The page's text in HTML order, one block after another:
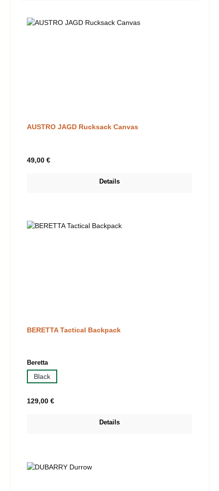
AUSTRO JAGD Rucksack Canvas
Regulärer Preis:
49,00 €
Details
BERETTA Tactical Backpack
Berettaauswählen
Black
Regulärer Preis:
129,00 €
Details